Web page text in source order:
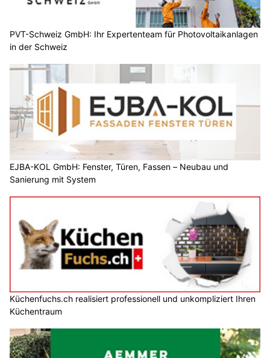
PVT-Schweiz GmbH: Ihr Expertenteam für Photovoltaikanlagen
in der Schweiz
EJBA-KOL GmbH: Fenster, Türen, Fassen – Neubau und
Sanierung mit System
Küchenfuchs.ch realisiert professionell und unkompliziert Ihren
Küchentraum